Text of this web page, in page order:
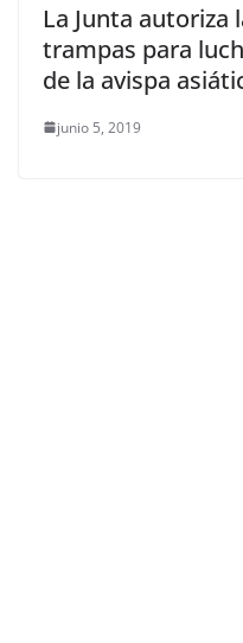
La Junta autoriza
trampas para
de la avispa
junio 5, 2019